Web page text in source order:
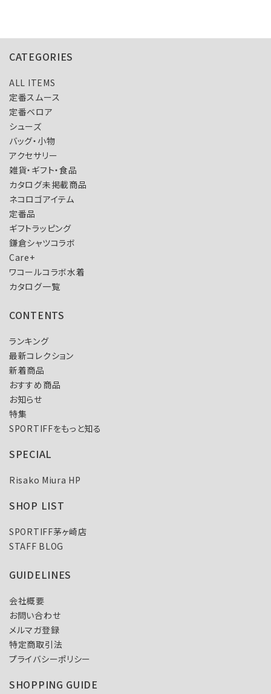
CATEGORIES
ALL ITEMS
定番スムース
定番ベロア
シューズ
バッグ・小物
アクセサリー
雑貨・ギフト・食品
カタログ未掲載商品
ネコロゴアイテム
定番品
ギフトラッピング
鎌倉シャツコラボ
Care+
ワコールコラボ水着
カタログ一覧
CONTENTS
ランキング
最新コレクション
新着商品
おすすめ商品
お知らせ
特集
SPORTIFFをもっと知る
SPECIAL
Risako Miura HP
SHOP LIST
SPORTIFF茅ヶ崎店
STAFF BLOG
GUIDELINES
会社概要
お問い合わせ
メルマガ登録
特定商取引法
プライバシーポリシー
SHOPPING GUIDE